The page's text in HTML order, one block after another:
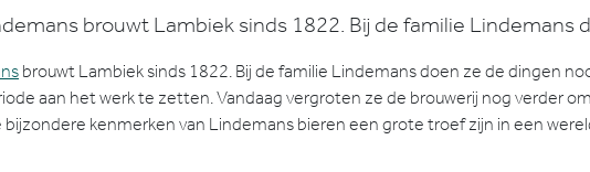
brouwt Lambiek sinds 1822. Bij de familie Lindemans
brouwt Lambiek sinds 1822. Bij de familie Lindemans doen ze de dingen
aan het werk te zetten. Vandaag vergroten ze de brouwerij nog verder
kenmerken van Lindemans bieren een grote troef zijn in een